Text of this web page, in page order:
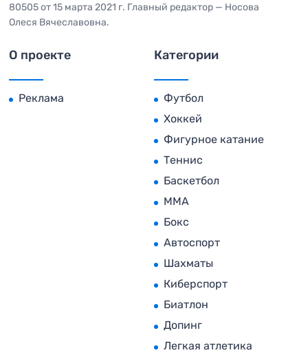
80505 от 15 марта 2021 г. Главный редактор — Носова
Олеся Вячеславовна.
О проекте
Реклама
Категории
Футбол
Хоккей
Фигурное катание
Теннис
Баскетбол
MMA
Бокс
Автоспорт
Шахматы
Киберспорт
Биатлон
Допинг
Легкая атлетика